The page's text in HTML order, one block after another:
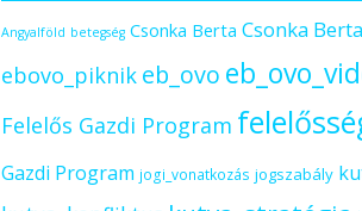
Angyalföld betegség Csonka Berta Csonka
ebovo_piknik eb_ovo
Felelős Gazdi Program
Gazdi Program jogi_vonatkozás jogszabály